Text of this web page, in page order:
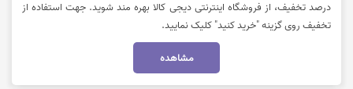
درصد تخفیف، از فروشگاه اینترنتی دیجی کالا بهره مند شوید. جهت استفاده از
تخفیف روی گزینه "خرید کنید" کلیک نمایید.
مشاهده